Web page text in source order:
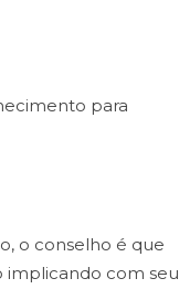
para
o conselho é que
implicando com seu